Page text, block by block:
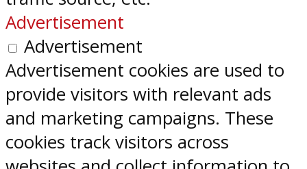
Advertisement
Advertisement
Advertisement cookies are used to
provide visitors with relevant ads
and marketing campaigns. These
cookies track visitors across